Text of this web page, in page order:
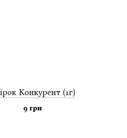
Конкурент (1г)
9 грн